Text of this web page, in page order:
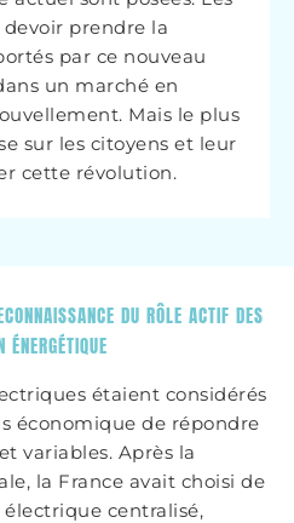
prendre la
par ce nouveau
un marché en
Mais le plus
sur les citoyens et leur
cette révolution.
DU RÔLE ACTIF DES
étaient considérés
économique de répondre
variables. Après la
la France avait choisi de
centralisé,